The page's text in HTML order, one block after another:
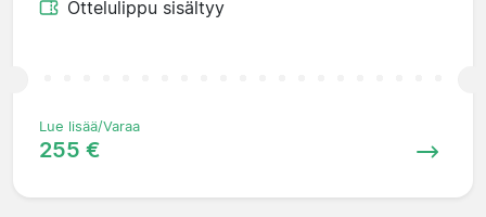
Ottelulippu sisältyy
Lue lisää/Varaa
255 €